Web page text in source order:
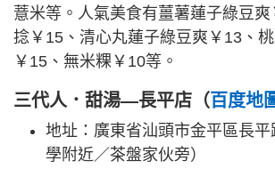
薏米等。人氣美食有薑薯蓮子綠豆
捻￥15、清心丸蓮子綠豆爽￥13、
￥15、無米粿￥10等。
三代人．甜湯—長平店（百度地
地址：廣東省汕頭市金平區長
學附近／茶盤家伙旁）